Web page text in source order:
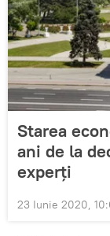
Starea
ani de la
experți
23 Iunie 2020,